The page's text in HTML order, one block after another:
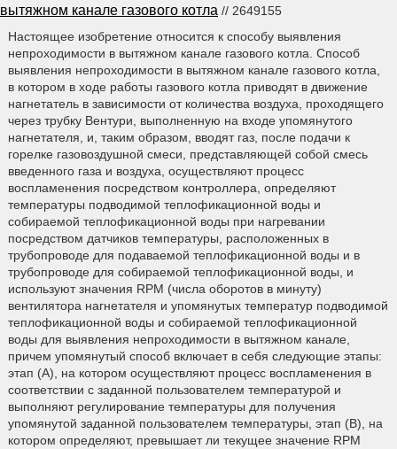
вытяжном канале газового котла // 2649155
Настоящее изобретение относится к способу выявления
непроходимости в вытяжном канале газового котла. Способ
выявления непроходимости в вытяжном канале газового котла,
в котором в ходе работы газового котла приводят в движение
нагнетатель в зависимости от количества воздуха, проходящего
через трубку Вентури, выполненную на входе упомянутого
нагнетателя, и, таким образом, вводят газ, после подачи к
горелке газовоздушной смеси, представляющей собой смесь
введенного газа и воздуха, осуществляют процесс
воспламенения посредством контроллера, определяют
температуры подводимой теплофикационной воды и
собираемой теплофикационной воды при нагревании
посредством датчиков температуры, расположенных в
трубопроводе для подаваемой теплофикационной воды и в
трубопроводе для собираемой теплофикационной воды, и
используют значения RPM (числа оборотов в минуту)
вентилятора нагнетателя и упомянутых температур подводимой
теплофикационной воды и собираемой теплофикационной
воды для выявления непроходимости в вытяжном канале,
причем упомянутый способ включает в себя следующие этапы:
этап (А), на котором осуществляют процесс воспламенения в
соответствии с заданной пользователем температурой и
выполняют регулирование температуры для получения
упомянутой заданной пользователем температуры, этап (В), на
котором определяют, превышает ли текущее значение RPM